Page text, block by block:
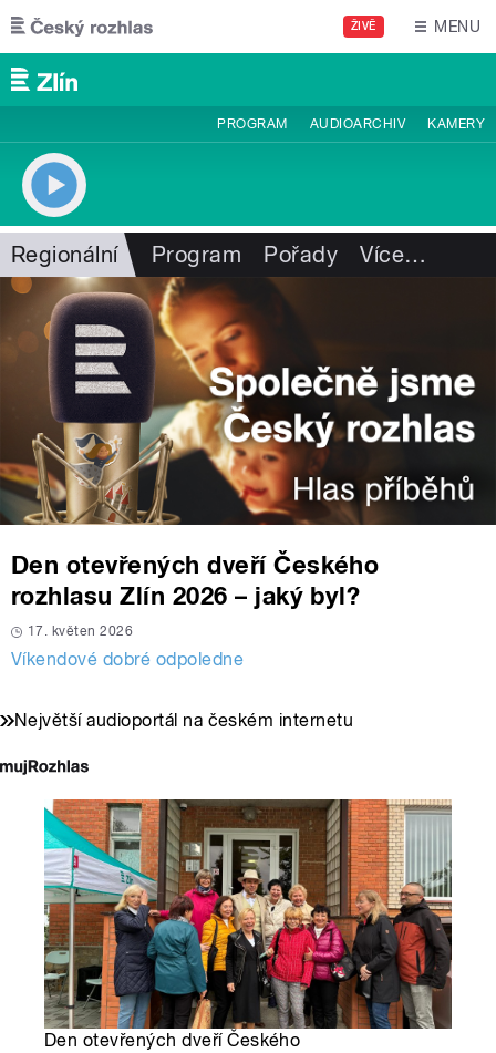
Přejít k hlavnímu obsahu
ŽIVĚ MENU
PROGRAM AUDIOARCHIV KAMERY
Regionální Program Pořady Více…
Den otevřených dveří Českého
rozhlasu Zlín 2026 – jaký byl?
17. květen 2026
Víkendové dobré odpoledne
Největší audioportál na českém internetu
Den otevřených dveří Českého